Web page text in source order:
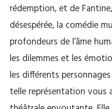
rédemption, et de
désespérée, la comédie
profondeurs de l’âme
les dilemmes et les
les différents
telle représentation vous